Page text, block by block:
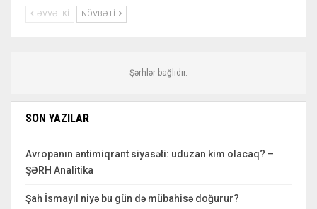
ƏVVƏLKI NÖVBƏTI
Şərhlər bağlıdır.
SON YAZILAR
Avropanın antimiqrant siyasəti: uduzan kim olacaq? –
ŞƏRH Analitika
Şah İsmayıl niyə bu gün də mübahisə doğurur?